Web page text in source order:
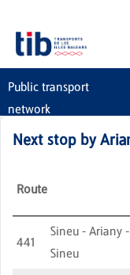
Public transport
network
Next stop by
Route
441
Sineu - Ariany
Sineu